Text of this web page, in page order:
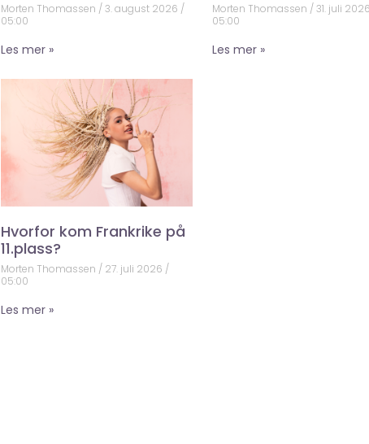
Morten Thomassen 3. august 2026
05:00
Les mer »
Morten Thomassen
31. juli 2026
05:00
Les mer »
Hvorfor kom Frankrike på
11.plass?
Morten Thomassen 27. juli 2026
05:00
Les mer »